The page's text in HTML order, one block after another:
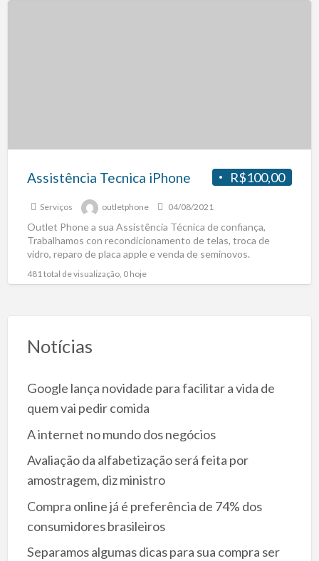
R$100,00
Assistência Tecnica iPhone
Serviços outletphone 04/08/2021
Outlet Phone a sua Assistência Técnica de confiança,
Trabalhamos con recondicionamento de telas, troca de
vidro, reparo de placa apple e venda de seminovos.
481 total de visualização, 0 hoje
Notícias
Google lança novidade para facilitar a vida de
quem vai pedir comida
A internet no mundo dos negócios
Avaliação da alfabetização será feita por
amostragem, diz ministro
Compra online já é preferência de 74% dos
consumidores brasileiros
Separamos algumas dicas para sua compra ser